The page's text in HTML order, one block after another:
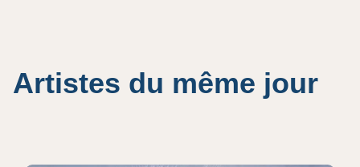
Artistes du même jour